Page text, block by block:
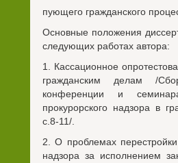
пующего гражданского
Основные положения
следующих работах автора:
1. Кассационное
гражданским делам /
конференции и
прокурорского надзора в
с.8-11/.
2. О проблемах
надзора за исполнением